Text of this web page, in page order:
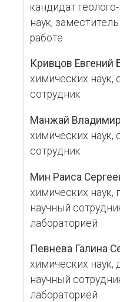
кандидат
наук,
работе
Кривцов Евгений
химических наук,
сотрудник
Манжай
химических наук,
сотрудник
Мин Раиса
химических наук,
научный
лабораторией
Певнева Галина
химических наук,
научный
лабораторией